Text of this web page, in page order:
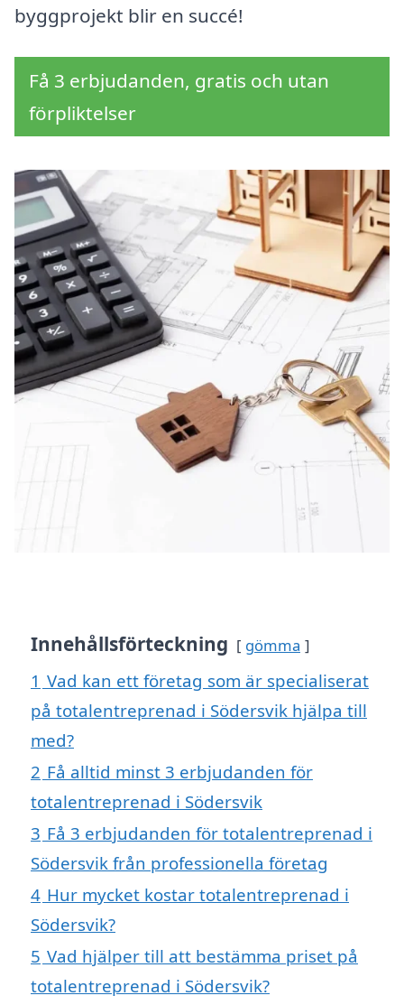
byggprojekt blir en succé!
Få 3 erbjudanden, gratis och utan
förpliktelser
Innehållsförteckning gömma
1 Vad kan ett företag som är specialiserat
på totalentreprenad i Södersvik hjälpa till
med?
2 Få alltid minst 3 erbjudanden för
totalentreprenad i Södersvik
3 Få 3 erbjudanden för totalentreprenad i
Södersvik från professionella företag
4 Hur mycket kostar totalentreprenad i
Södersvik?
5 Vad hjälper till att bestämma priset på
totalentreprenad i Södersvik?